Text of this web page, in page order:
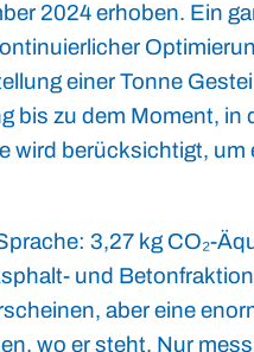
2024 erhoben. Ein
einer Tonne
bis zu dem Moment, in
wird berücksichtigt,
3,27 kg CO₂-
und
aber eine
wo er steht. Nur